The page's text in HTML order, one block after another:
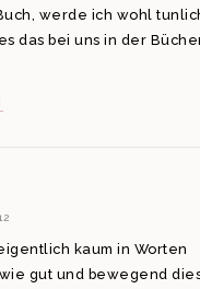
werde ich wohl
das bei uns in der
kaum in Worten
gut und bewegend